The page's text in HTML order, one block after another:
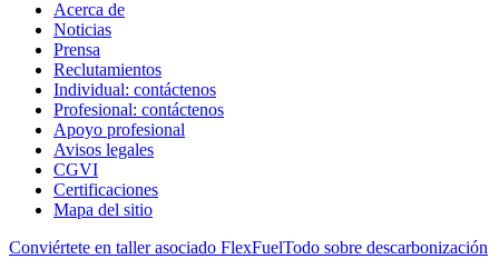
Acerca de
Noticias
Prensa
Reclutamientos
Individual: contáctenos
Profesional: contáctenos
Apoyo profesional
Avisos legales
CGVI
Certificaciones
Mapa del sitio
Conviértete en taller asociado FlexFuelTodo sobre descarbonización